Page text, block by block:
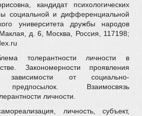
кандидат психологических
социальной и дифференциальной
университета дружбы народов
д. 6, Москва, Россия, 117198;
толерантности личности в
Закономерности проявления
зависимости от социально-
предпосылок. Взаимосвязь
личности.
личность, субъект,